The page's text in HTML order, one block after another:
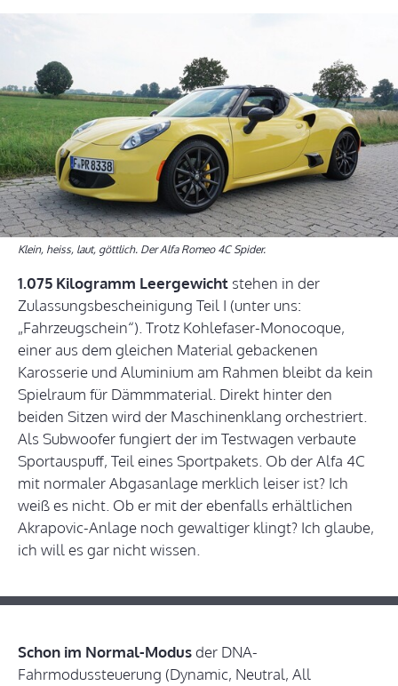
Klein, heiss, laut, göttlich. Der Alfa Romeo 4C Spider.
1.075 Kilogramm Leergewicht stehen in der
Zulassungsbescheinigung Teil I (unter uns:
„Fahrzeugschein“). Trotz Kohlefaser-Monocoque,
einer aus dem gleichen Material gebackenen
Karosserie und Aluminium am Rahmen bleibt da kein
Spielraum für Dämmmaterial. Direkt hinter den
beiden Sitzen wird der Maschinenklang orchestriert.
Als Subwoofer fungiert der im Testwagen verbaute
Sportauspuff, Teil eines Sportpakets. Ob der Alfa 4C
mit normaler Abgasanlage merklich leiser ist? Ich
weiß es nicht. Ob er mit der ebenfalls erhältlichen
Akrapovic-Anlage noch gewaltiger klingt? Ich glaube,
ich will es gar nicht wissen.
Schon im Normal-Modusder DNA-
Fahrmodussteuerung (Dynamic, Neutral, All